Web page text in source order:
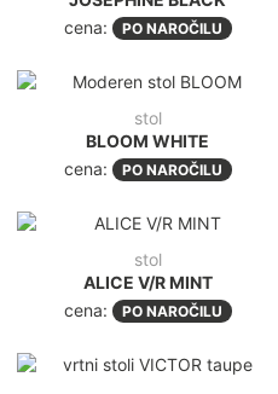
PO NAROČILU
ALICE V/R MINT
PO NAROČILU
VICTOR
PO NAROČILU